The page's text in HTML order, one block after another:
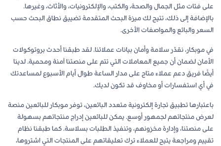
على فئات مثل الجمال والصحة، والكتب، والإلكترونيات، والأثاث، وغيرها.
بالإضافة إلى ذلك، تتيح لك ميزة البحث المتقدمة تضييق نطاق البحث حسب
السعر والبائع والمواصفات الأخرى.
في موبكار، نقدّر سلامة وأمان بيانات عملائنا. لقد طبقنا أحدث بروتوكولات
الأمان لضمان أن جميع المعاملات التي تتم على منصتنا آمنة ومحمية. لدينا
أيضًا فريق دعم عملاء متاح على مدار الساعة طوال أيام الأسبوع لمساعدتك
في أي استفسارات أو مخاوف قد تكون لديك.
باعتبارها تطبيق تجارة إلكترونية متعدد البائعين، توفر موبكار للبائعين منصة
لعرض منتجاتهم لجمهور أوسع. يمكن للبائعين إدراج منتجاتهم بسهولة
على منصتنا، وإدارة مخزونهم، وتنفيذ الطلبات بسلاسة. كما طبقنا نظام
تقييم ومراجعة يتيح للعملاء ترك تعليقاتهم على المنتجات التي اشتروها،